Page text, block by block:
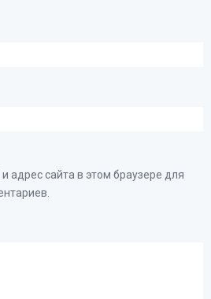
адрес сайта в этом браузере для